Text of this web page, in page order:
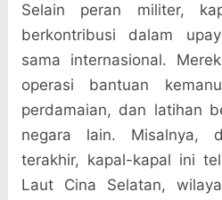
Selain peran militer,
berkontribusi dalam
sama internasional.
operasi bantuan
perdamaian, dan latihan
negara lain. Misalnya,
terakhir, kapal-kapal ini
Laut Cina Selatan,